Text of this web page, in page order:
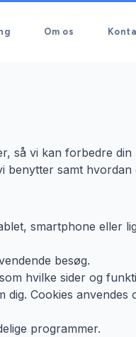
Om os
så vi kan forbedre din
samt hvordan
smartphone eller
besøg.
hvilke sider og
dig. Cookies anvendes
programmer.